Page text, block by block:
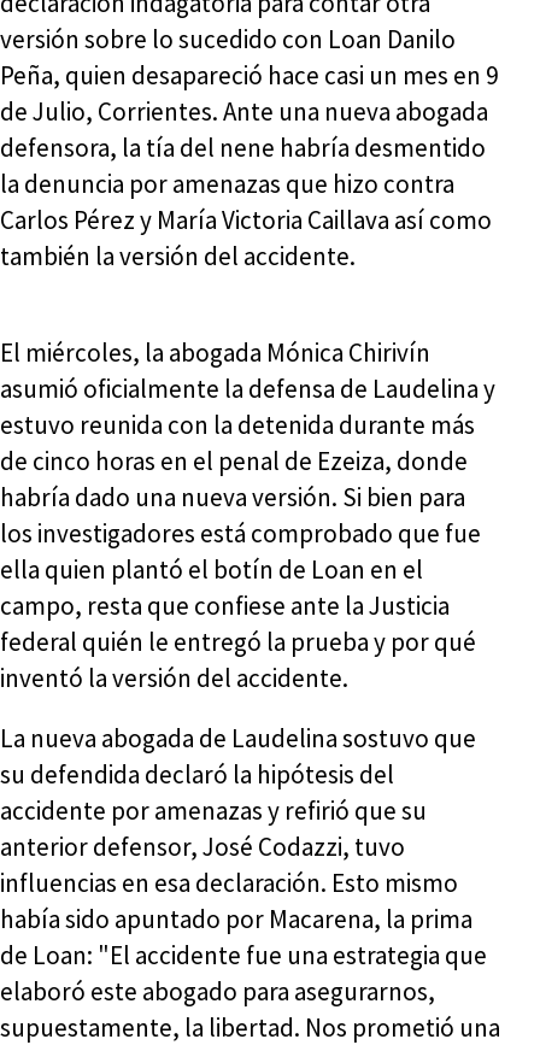
versión sobre lo sucedido con Loan Danilo
Peña, quien desapareció hace casi un mes en 9
de Julio, Corrientes. Ante una nueva abogada
defensora, la tía del nene habría desmentido
la denuncia por amenazas que hizo contra
Carlos Pérez y María Victoria Caillava así como
también la versión del accidente.
El miércoles, la abogada Mónica Chirivín
asumió oficialmente la defensa de Laudelina y
estuvo reunida con la detenida durante más
de cinco horas en el penal de Ezeiza, donde
habría dado una nueva versión. Si bien para
los investigadores está comprobado que fue
ella quien plantó el botín de Loan en el
campo, resta que confiese ante la Justicia
federal quién le entregó la prueba y por qué
inventó la versión del accidente.
La nueva abogada de Laudelina sostuvo que
su defendida declaró la hipótesis del
accidente por amenazas y refirió que su
anterior defensor, José Codazzi, tuvo
influencias en esa declaración. Esto mismo
había sido apuntado por Macarena, la prima
de Loan: "El accidente fue una estrategia que
elaboró este abogado para asegurarnos,
supuestamente, la libertad. Nos prometió una